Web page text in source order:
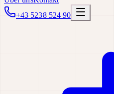
+43 5238 524 90